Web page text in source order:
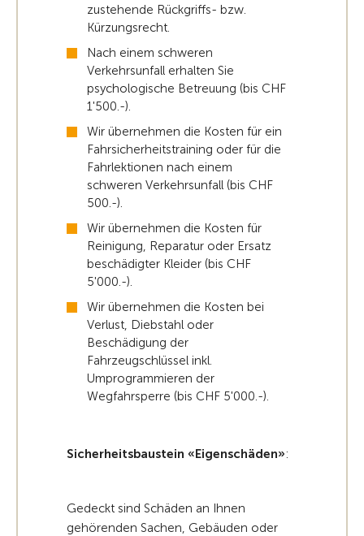
zustehende Rückgriffs- bzw.
Kürzungsrecht.
Nach einem schweren
Verkehrsunfall erhalten Sie
psychologische Betreuung (bis CHF
1'500.-).
Wir übernehmen die Kosten für ein
Fahrsicherheitstraining oder für die
Fahrlektionen nach einem
schweren Verkehrsunfall (bis CHF
500.-).
Wir übernehmen die Kosten für
Reinigung, Reparatur oder Ersatz
beschädigter Kleider (bis CHF
5'000.-).
Wir übernehmen die Kosten bei
Verlust, Diebstahl oder
Beschädigung der
Fahrzeugschlüssel inkl.
Umprogrammieren der
Wegfahrsperre (bis CHF 5'000.-).
Sicherheitsbaustein «Eigenschäden»:
Gedeckt sind Schäden an Ihnen
gehörenden Sachen, Gebäuden oder